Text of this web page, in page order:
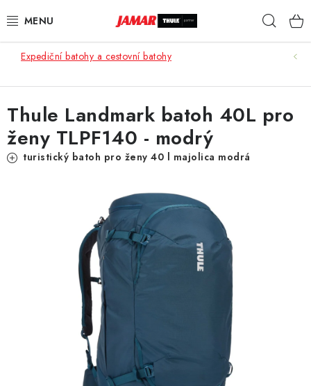
na
STŘEŠNÍ NOSIČE
STŘEŠNÍ BOXY
KOČÁRKY
AUTOPOTAHY ŠITÉ NA MÍRU
AUTODOPLŇKY
Expediční batohy a cestovní batohy
Thule Landmark batoh 40L pro
ženy TLPF140 - modrý
turistický batoh pro ženy 40 l majolica modrá